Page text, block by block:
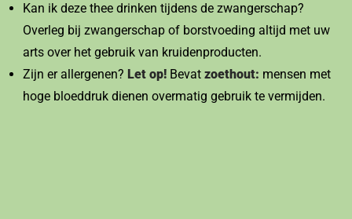
Kan ik deze thee drinken tijdens de zwangerschap?
Overleg bij zwangerschap of borstvoeding altijd met uw
arts over het gebruik van kruidenproducten.
Zijn er allergenen? Let op! Bevat zoethout: mensen met
hoge bloeddruk dienen overmatig gebruik te vermijden.